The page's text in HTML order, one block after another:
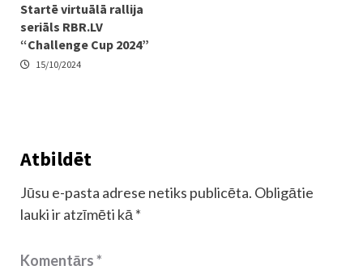
Startē virtuālā rallija
seriāls RBR.LV
“Challenge Cup 2024”
15/10/2024
Atbildēt
Jūsu e-pasta adrese netiks publicēta. Obligātie
lauki ir atzīmēti kā *
Komentārs*